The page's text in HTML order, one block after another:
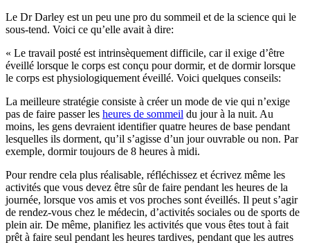
Le Dr Darley est un peu une pro du sommeil et de la science qui le
sous-tend. Voici ce qu’elle avait à dire:
« Le travail posté est intrinsèquement difficile, car il exige d’être
éveillé lorsque le corps est conçu pour dormir, et de dormir lorsque
le corps est physiologiquement éveillé. Voici quelques conseils:
La meilleure stratégie consiste à créer un mode de vie qui n’exige
pas de faire passer les heures de sommeil du jour à la nuit. Au
moins, les gens devraient identifier quatre heures de base pendant
lesquelles ils dorment, qu’il s’agisse d’un jour ouvrable ou non. Par
exemple, dormir toujours de 8 heures à midi.
Pour rendre cela plus réalisable, réfléchissez et écrivez même les
activités que vous devez être sûr de faire pendant les heures de la
journée, lorsque vos amis et vos proches sont éveillés. Il peut s’agir
de rendez-vous chez le médecin, d’activités sociales ou de sports de
plein air. De même, planifiez les activités que vous êtes tout à fait
prêt à faire seul pendant les heures tardives, pendant que les autres